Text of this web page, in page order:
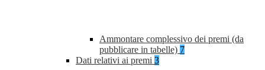
Ammontare complessivo dei premi (da
pubblicare in tabelle) 7
Dati relativi ai premi 3